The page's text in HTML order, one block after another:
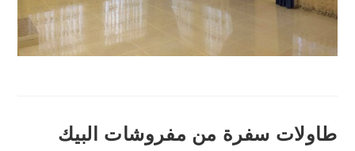
طاولات سفرة من مفروشات البيك